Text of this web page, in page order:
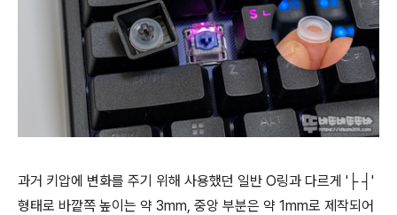
과거 키압에 변화를 주기 위해 사용했던 일반 O링과 다르게 '├ ┤'
형태로 바깥쪽 높이는 약 3mm, 중앙 부분은 약 1mm로 제작되어